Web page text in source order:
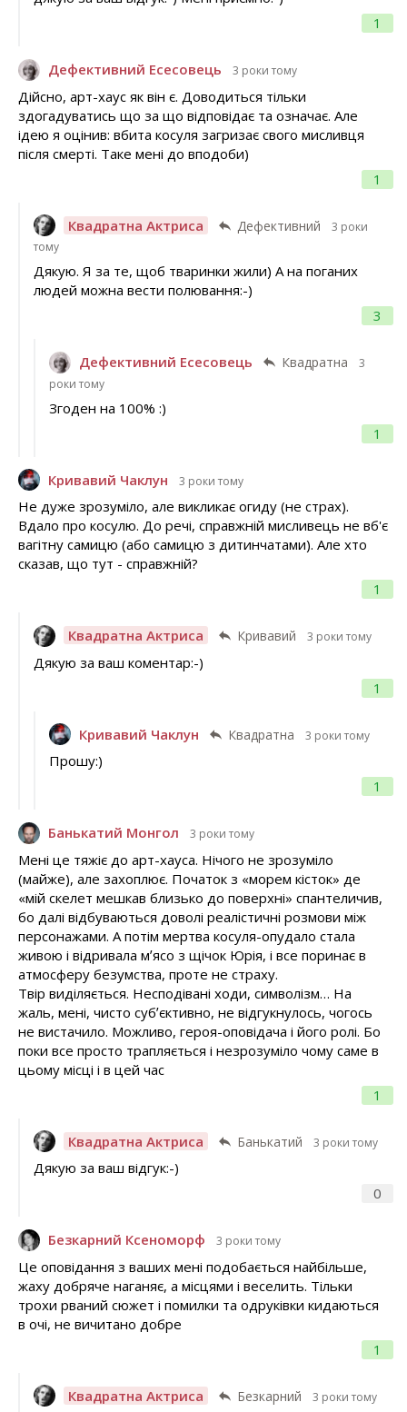
1
Дефективний Есесовець 3 роки тому
1
Дійсно, арт-хаус як він є. Доводиться тільки
здогадуватись що за що відповідає та означає. Але
ідею я оцінив: вбита косуля загризає свого мисливця
після смерті. Таке мені до вподоби)
Квадратна Актриса Дефективний
3 роки
тому
3
Дякую. Я за те, щоб тваринки жили) А на поганих
людей можна вести полювання:-)
Дефективний Есесовець Квадратна
3
роки тому
1
Згоден на 100% :)
Кривавий Чаклун 3 роки тому
1
Не дуже зрозуміло, але викликає огиду (не страх).
Вдало про косулю. До речі, справжній мисливець не вб'є
вагітну самицю (або самицю з дитинчатами). Але хто
сказав, що тут - справжній?
Квадратна Актриса Кривавий 3 роки тому
1
Дякую за ваш коментар:-)
Кривавий Чаклун Квадратна 3 роки тому
1
Прошу:)
Банькатий Монгол 3 роки тому
1
Мені це тяжіє до арт-хауса. Нічого не зрозуміло
(майже), але захоплює. Початок з «морем кісток» де
«мій скелет мешкав близько до поверхні» спантеличив,
бо далі відбуваються доволі реалістичні розмови між
персонажами. А потім мертва косуля-опудало стала
живою і відривала мʼясо з щічок Юрія, і все поринає в
атмосферу безумства, проте не страху.
Твір виділяється. Несподівані ходи, символізм… На
жаль, мені, чисто субʼєктивно, не відгукнулось, чогось
не вистачило. Можливо, героя-оповідача і його ролі. Бо
поки все просто трапляється і незрозуміло чому саме в
цьому місці і в цей час
Квадратна Актриса Банькатий 3 роки тому
0
Дякую за ваш відгук:-)
Безкарний Ксеноморф 3 роки тому
1
Це оповідання з ваших мені подобається найбільше,
жаху добряче наганяє, а місцями і веселить. Тільки
трохи рваний сюжет і помилки та одруківки кидаються
в очі, не вичитано добре
Квадратна Актриса Безкарний 3 роки тому